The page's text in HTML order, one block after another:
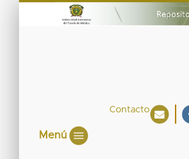
Contacto
Menú